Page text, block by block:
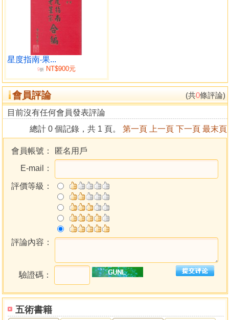
五術書籍
星度指南‧果...
9折NT$900元
會員評論 (共0條評論)
目前沒有任何會員發表評論
總計 0 個記錄，共 1 頁。 第一頁 上一頁 下一頁 最末頁
會員帳號：
匿名用戶
E-mail：
評價等級：
評論內容：
驗證碼：